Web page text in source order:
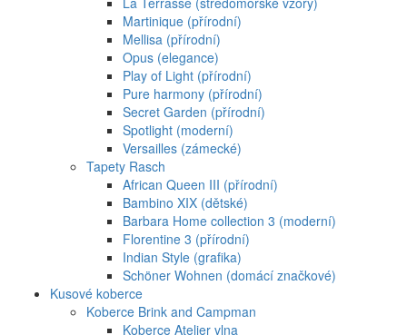
Martinique (přírodní)
Mellisa (přírodní)
Opus (elegance)
Play of Light (přírodní)
Pure harmony (přírodní)
Secret Garden (přírodní)
Spotlight (moderní)
Versailles (zámecké)
Tapety Rasch
African Queen III (přírodní)
Bambino XIX (dětské)
Barbara Home collection 3 (moderní)
Florentine 3 (přírodní)
Indian Style (grafika)
Schöner Wohnen (domácí značkové)
Kusové koberce
Koberce Brink and Campman
Koberce Atelier vlna